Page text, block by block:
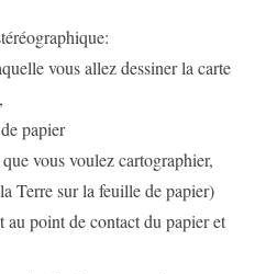
vous allez dessiner la carte
papier
vous voulez cartographier,
Terre sur la feuille de papier)
au point de contact du papier et